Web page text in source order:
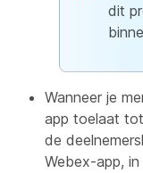
dit
Wanneer je
app toelaat
de
Webex-app,